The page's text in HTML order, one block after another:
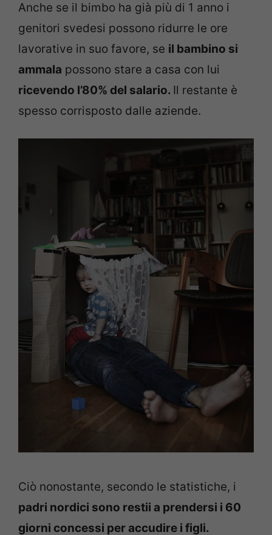
Anche se il bimbo ha già più di 1 anno i
genitori svedesi possono ridurre le ore
lavorative in suo favore, se il bambino si
ammala possono stare a casa con lui
ricevendo l’80% del salario. Il restante è
spesso corrisposto dalle aziende.
Ciò nonostante, secondo le statistiche, i
padri nordici sono restii a prendersi i 60
giorni concessi per accudire i figli.